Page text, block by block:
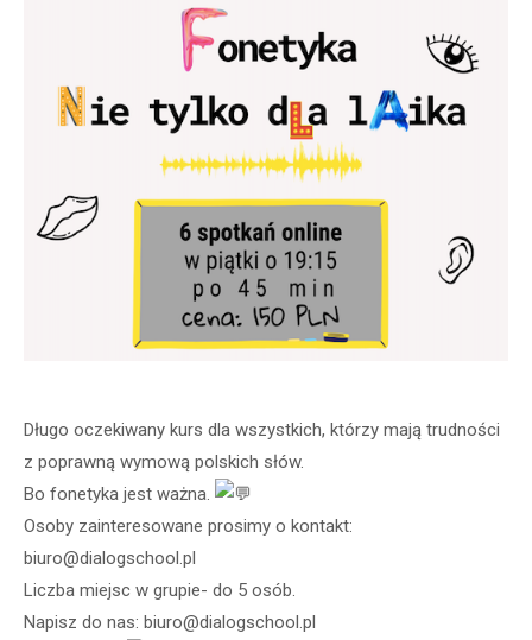
Długo oczekiwany kurs dla wszystkich, którzy mają trudności
z poprawną wymową polskich słów.
Bo fonetyka jest ważna.
Osoby zainteresowane prosimy o kontakt:
biuro@dialogschool.pl
Liczba miejsc w grupie- do 5 osób.
Napisz do nas: biuro@dialogschool.pl